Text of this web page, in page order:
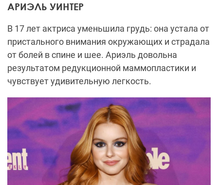
АРИЭЛЬ УИНТЕР
В 17 лет актриса уменьшила грудь: она устала от
пристального внимания окружающих и страдала
от болей в спине и шее. Ариэль довольна
результатом редукционной маммопластики и
чувствует удивительную легкость.